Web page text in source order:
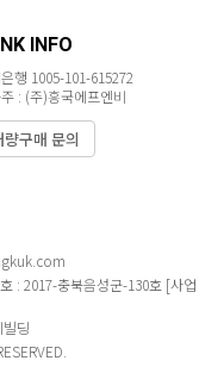
INFO
행 1005-101-615272
: (주)흥국에프엔비
량구매 문의
: 2017-충북음성군-130호 [사업
딩